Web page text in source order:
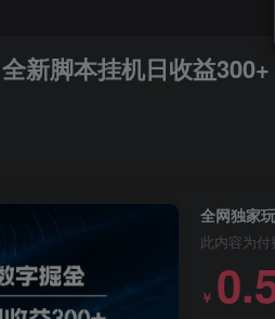
新脚本挂机日收益
此内容为
￥